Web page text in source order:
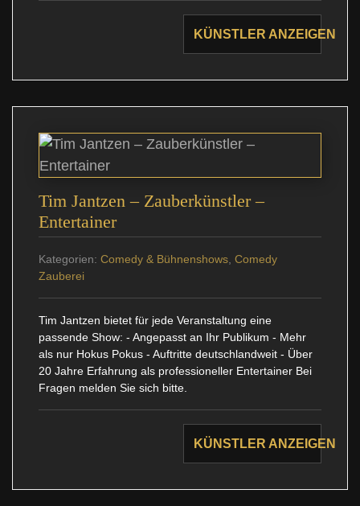
KÜNSTLER ANZEIGEN
Tim Jantzen – Zauberkünstler –
Entertainer
Kategorien: Comedy & Bühnenshows Comedy
Zauberei
Tim Jantzen bietet für jede Veranstaltung eine
passende Show: - Angepasst an Ihr Publikum - Mehr
als nur Hokus Pokus - Auftritte deutschlandweit - Über
20 Jahre Erfahrung als professioneller Entertainer Bei
Fragen melden Sie sich bitte.
KÜNSTLER ANZEIGEN